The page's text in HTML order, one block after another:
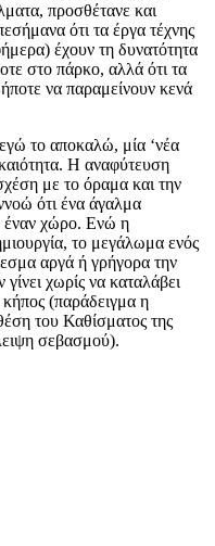
προσθέτανε και
ότι τα έργα τέχνης
έχουν τη δυνατότητα
στο πάρκο, αλλά ότι τα
να παραμείνουν κενά
εγώ το αποκαλώ, μία ‘νέα
Η αναφύτευση
με το όραμα και την
ότι ένα άγαλμα
έναν χώρο. Ενώ η
το μεγάλωμα ενός
αργά ή γρήγορα την
χωρίς να καταλάβει
κήπος (παράδειγμα η
του Καθίσματος της
σεβασμού).